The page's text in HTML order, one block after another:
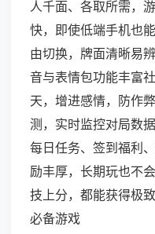
人千面、各取所需，
快，即使低端手机也
由切换，牌面清晰易
音与表情包功能丰富
天，增进感情，防作
测，实时监控对局数
每日任务、签到福利
励丰厚，长期玩也不
技上分，都能获得极
必备游戏